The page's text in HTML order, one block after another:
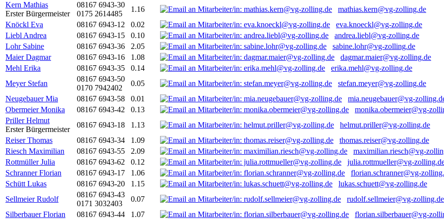
Kern Mathias
Erster Bürgermeister
08167 6943-30
0175 2614485
1.16
mathias.kern@vg-zolling.de
Knöckl Eva
08167 6943-12 0.02
eva.knoeckl@vg-zolling.de
Liebl Andrea
08167 6943-15 0.10
andrea.liebl@vg-zolling.de
Lohr Sabine
08167 6943-36 2.05
sabine.lohr@vg-zolling.de
Maier Dagmar
08167 6943-16 1.08
dagmar.maier@vg-zolling.de
Mehl Erika
08167 6943-35 0.14
erika.mehl@vg-zolling.de
Meyer Stefan
08167 6943-50
0170 7942402
0.05
stefan.meyer@vg-zolling.de
Neugebauer Mia
08167 6943-58 0.01
mia.neugebauer@vg-
Obermeier Monika
08167 6943-42 0.13
monika.obermeier@vg-
Priller Helmut
Erster Bürgermeister
08167 6943-18 1.13
helmut.priller@vg-zolling.de
Reiser Thomas
08167 6943-34 1.09
thomas.reiser@vg-zolling.de
Riesch Maximilian
08167 6943-55 2.09
maximilian.riesch@vg-
Rottmüller Julia
08167 6943-62 0.12
julia.rottmueller@vg-
Schranner Florian
08167 6943-17 1.06
florian.schranner@vg-
Schütt Lukas
08167 6943-20 1.15
lukas.schuett@vg-zolling.de
Sellmeier Rudolf
08167 6943-43
0171 3032403
0.07
rudolf.sellmeier@vg-zolling.de
Silberbauer Florian
08167 6943-44 1.07
florian.silberbauer@vg-